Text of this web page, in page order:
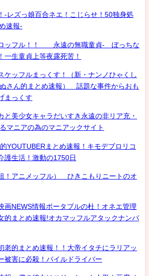
-レズっ娘百合ネエ！こじらせ！50独身処
速報-
ロッフル！！ 永遠の無職童貞- ぼっちな
一生童貞上等夜露死苦！
ケッフルまっくす！（新・ナンノひゃくし
さん的まとめ速報） 話題な事件からおも
まっくす
と美少女キャラだいすき永遠の非リア充・
マニアの為のマニアックサイト
YOUTUBERまとめ速報！キモデブロリコ
護生活！激動の1750日
！アニメッフル） ひきこもりニートのオ
画NEWS情報ポータブルの杜！オネエ管理
的まとめ速報!オカマッフルアタックナンバ
老的まとめ速報！！大帝イタチにラリアッ
被害に必殺！パイルドライバー